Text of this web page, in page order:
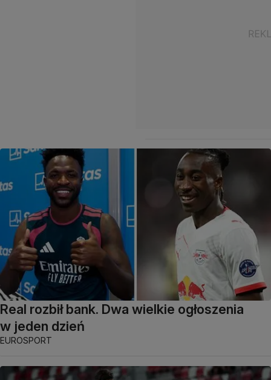
Real rozbił bank. Dwa wielkie ogłoszenia
w jeden dzień
EUROSPORT